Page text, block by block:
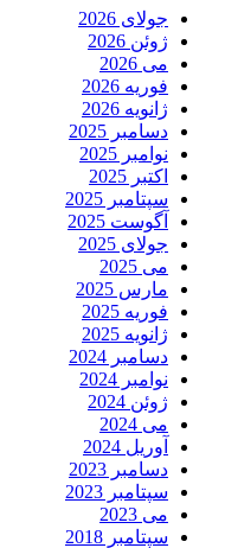
جولای 2026
ژوئن 2026
می 2026
فوریه 2026
ژانویه 2026
دسامبر 2025
نوامبر 2025
اکتبر 2025
سپتامبر 2025
آگوست 2025
جولای 2025
می 2025
مارس 2025
فوریه 2025
ژانویه 2025
دسامبر 2024
نوامبر 2024
ژوئن 2024
می 2024
آوریل 2024
دسامبر 2023
سپتامبر 2023
می 2023
سپتامبر 2018